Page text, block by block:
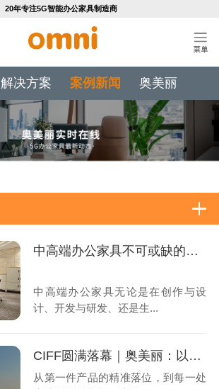
20年专注5G智能办公家具制造商
解决方案 案例新闻 奥美丽
中高端办公家具不可或缺的工艺技术标准
中高端办公家具无论是在创作与设
计、开发与研发、还是生...
CIFF圆满落幕｜奥美丽：以专业实力，对话世界
从第一件产品的精准落位，到每一处